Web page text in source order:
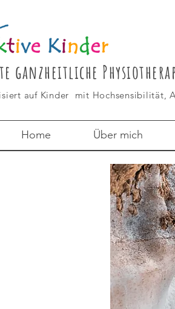
ganzheitliche
auf Kinder mit Hochsensibilität,
Home Über mich